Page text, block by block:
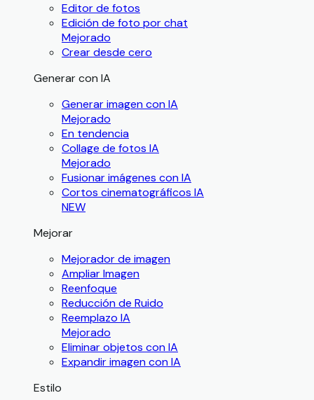
Editor de fotos
Edición de foto por chat
Mejorado
Crear desde cero
Generar con IA
Generar imagen con IA
Mejorado
En tendencia
Collage de fotos IA
Mejorado
Fusionar imágenes con IA
Cortos cinematográficos IA
NEW
Mejorar
Mejorador de imagen
Ampliar Imagen
Reenfoque
Reducción de Ruido
Reemplazo IA
Mejorado
Eliminar objetos con IA
Expandir imagen con IA
Estilo